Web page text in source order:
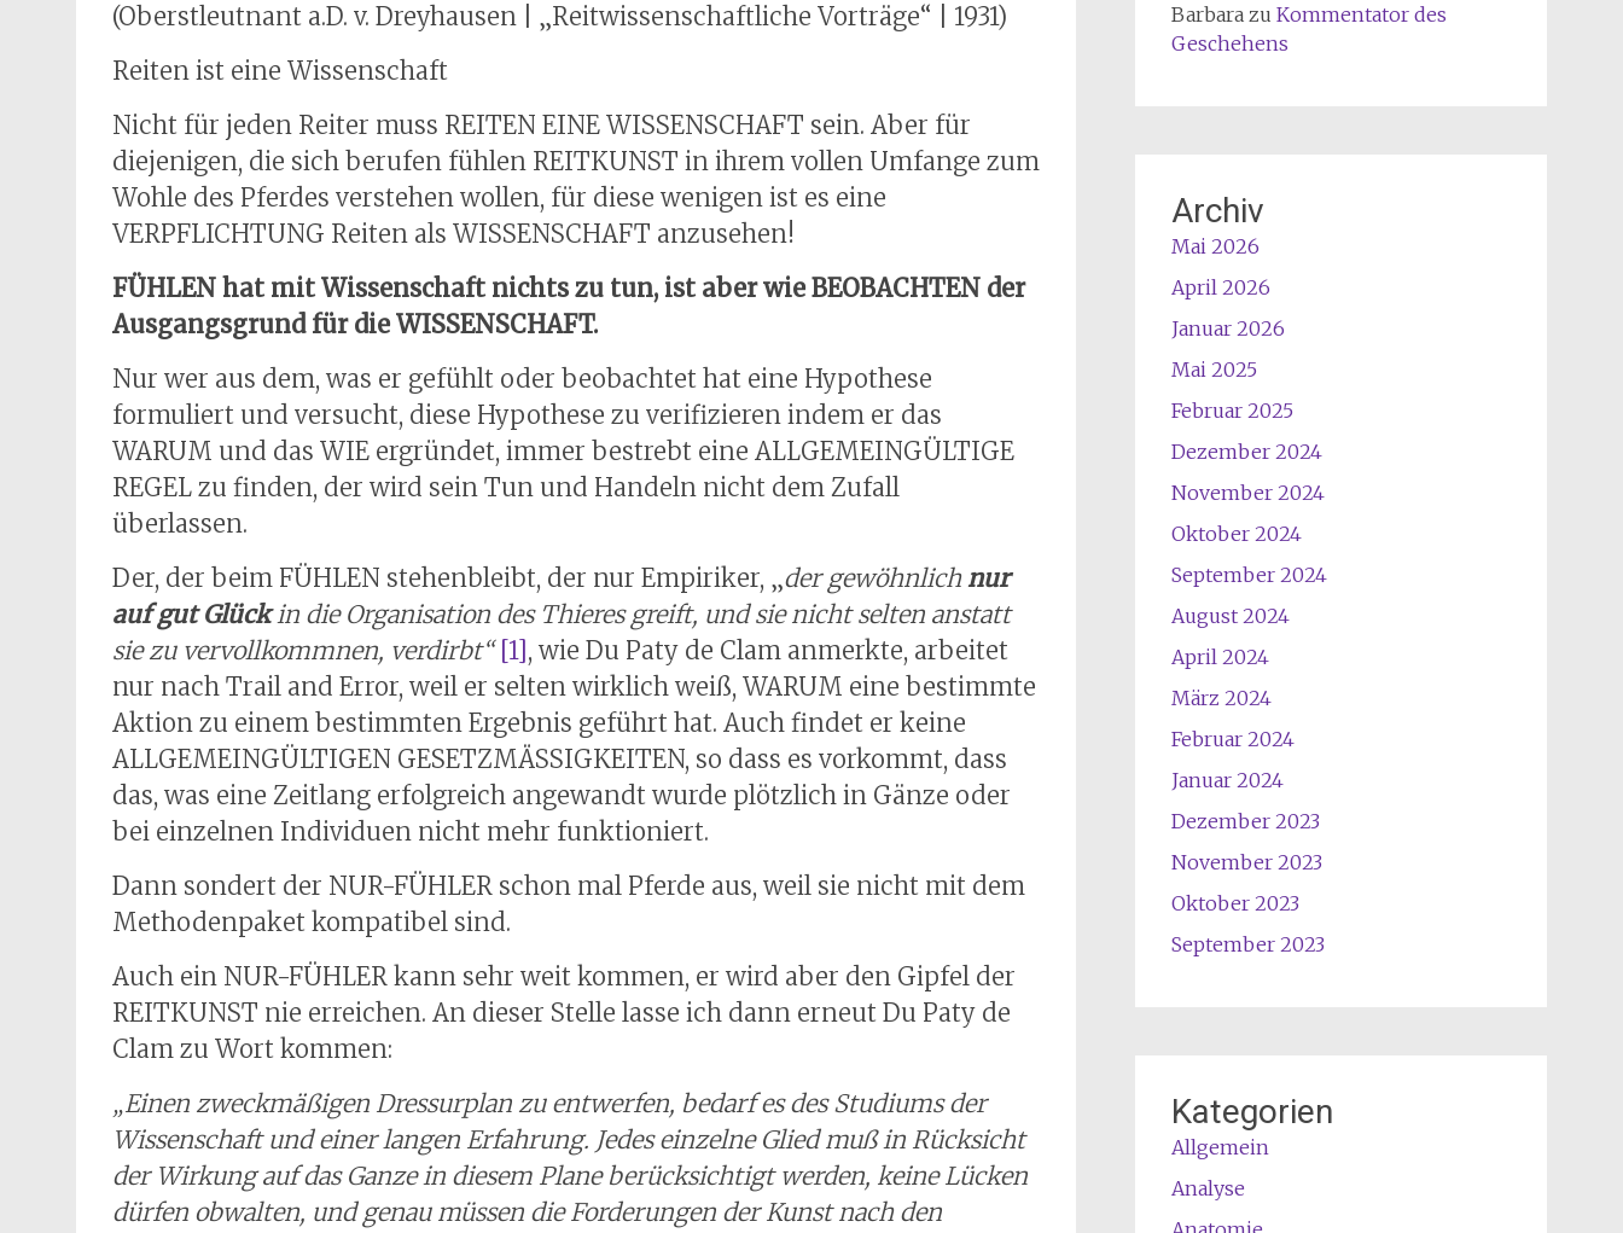
(Oberstleutnant a.D. v. Dreyhausen | „Reitwissenschaftliche Vorträge“ | 1931)
Reiten ist eine Wissenschaft
Nicht für jeden Reiter muss REITEN EINE WISSENSCHAFT sein. Aber für
diejenigen, die sich berufen fühlen REITKUNST in ihrem vollen Umfange zum
Wohle des Pferdes verstehen wollen, für diese wenigen ist es eine
VERPFLICHTUNG Reiten als WISSENSCHAFT anzusehen!
FÜHLEN hat mit Wissenschaft nichts zu tun, ist aber wie BEOBACHTEN der
Ausgangsgrund für die WISSENSCHAFT.
Nur wer aus dem, was er gefühlt oder beobachtet hat eine Hypothese
formuliert und versucht, diese Hypothese zu verifizieren indem er das
WARUM und das WIE ergründet, immer bestrebt eine ALLGEMEINGÜLTIGE
REGEL zu finden, der wird sein Tun und Handeln nicht dem Zufall
überlassen.
Der, der beim FÜHLEN stehenbleibt, der nur Empiriker, „der gewöhnlichnur
auf gut Glückin die Organisation des Thieres greift, und sie nicht selten anstatt
sie zu vervollkommnen, verdirbt“ [1], wie Du Paty de Clam anmerkte, arbeitet
nur nach Trail and Error, weil er selten wirklich weiß, WARUM eine bestimmte
Aktion zu einem bestimmten Ergebnis geführt hat. Auch findet er keine
ALLGEMEINGÜLTIGEN GESETZMÄSSIGKEITEN, so dass es vorkommt, dass
das, was eine Zeitlang erfolgreich angewandt wurde plötzlich in Gänze oder
bei einzelnen Individuen nicht mehr funktioniert.
Dann sondert der NUR-FÜHLER schon mal Pferde aus, weil sie nicht mit dem
Methodenpaket kompatibel sind.
Auch ein NUR-FÜHLER kann sehr weit kommen, er wird aber den Gipfel der
REITKUNST nie erreichen. An dieser Stelle lasse ich dann erneut Du Paty de
Clam zu Wort kommen:
„Einen zweckmäßigen Dressurplan zu entwerfen, bedarf es des Studiums der
Wissenschaft und einer langen Erfahrung. Jedes einzelne Glied muß in Rücksicht
der Wirkung auf das Ganze in diesem Plane berücksichtigt werden, keine Lücken
dürfen obwalten, und genau müssen die Forderungen der Kunst nach den
Barbarazu Kommentator des
Geschehens
Archiv
Mai 2026
April 2026
Januar 2026
Mai 2025
Februar 2025
Dezember 2024
November 2024
Oktober 2024
September 2024
August 2024
April 2024
März 2024
Februar 2024
Januar 2024
Dezember 2023
November 2023
Oktober 2023
September 2023
Kategorien
Allgemein
Analyse